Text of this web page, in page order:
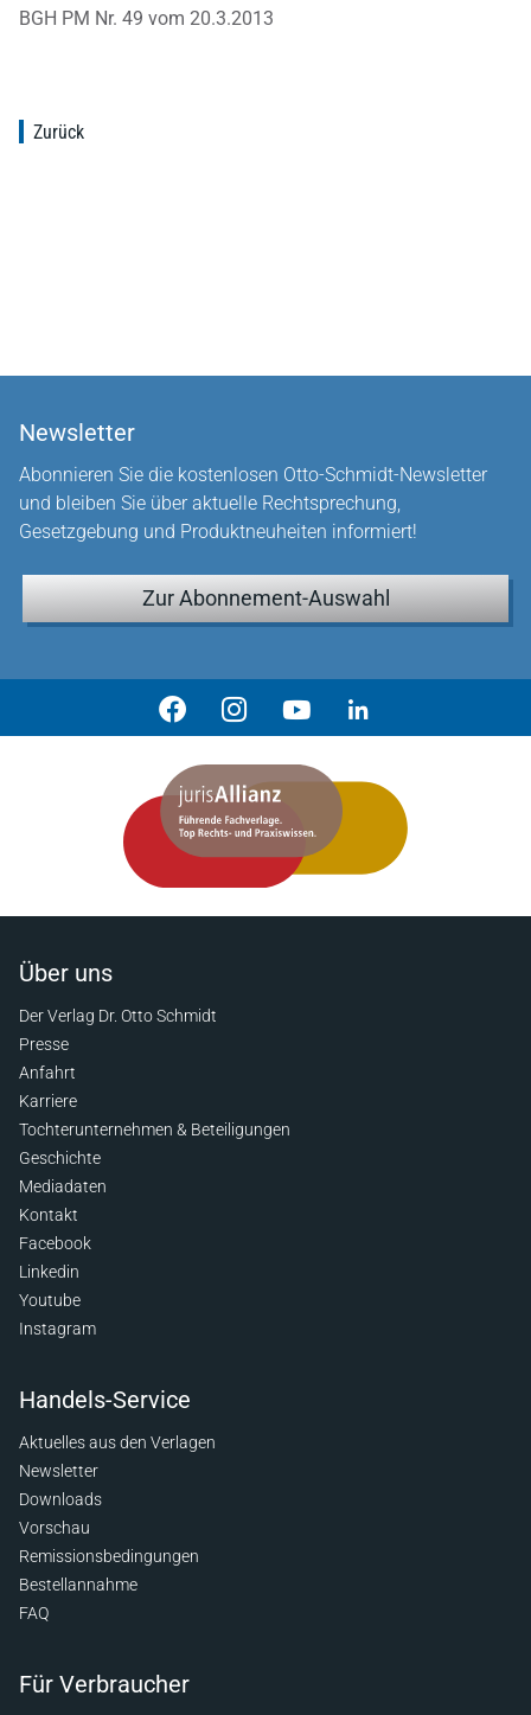
BGH PM Nr. 49 vom 20.3.2013
Zurück
Newsletter
Abonnieren Sie die kostenlosen Otto-Schmidt-Newsletter
und bleiben Sie über aktuelle Rechtsprechung,
Gesetzgebung und Produktneuheiten informiert!
Zur Abonnement-Auswahl
Über uns
Der Verlag Dr. Otto Schmidt
Presse
Anfahrt
Karriere
Tochterunternehmen & Beteiligungen
Geschichte
Mediadaten
Kontakt
Facebook
Linkedin
Youtube
Instagram
Handels-Service
Aktuelles aus den Verlagen
Newsletter
Downloads
Vorschau
Remissionsbedingungen
Bestellannahme
FAQ
Für Verbraucher